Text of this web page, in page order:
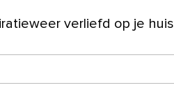
weer verliefd op je huis